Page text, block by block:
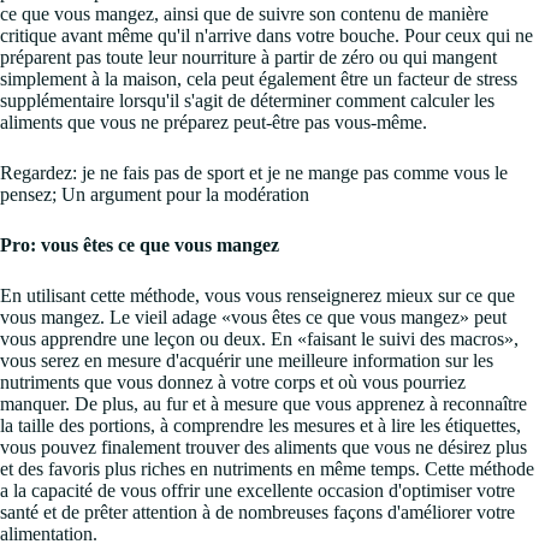
ce que vous mangez, ainsi que de suivre son contenu de manière
critique avant même qu'il n'arrive dans votre bouche. Pour ceux qui ne
préparent pas toute leur nourriture à partir de zéro ou qui mangent
simplement à la maison, cela peut également être un facteur de stress
supplémentaire lorsqu'il s'agit de déterminer comment calculer les
aliments que vous ne préparez peut-être pas vous-même.
Regardez: je ne fais pas de sport et je ne mange pas comme vous le
pensez; Un argument pour la modération
Pro: vous êtes ce que vous mangez
En utilisant cette méthode, vous vous renseignerez mieux sur ce que
vous mangez. Le vieil adage «vous êtes ce que vous mangez» peut
vous apprendre une leçon ou deux. En «faisant le suivi des macros»,
vous serez en mesure d'acquérir une meilleure information sur les
nutriments que vous donnez à votre corps et où vous pourriez
manquer. De plus, au fur et à mesure que vous apprenez à reconnaître
la taille des portions, à comprendre les mesures et à lire les étiquettes,
vous pouvez finalement trouver des aliments que vous ne désirez plus
et des favoris plus riches en nutriments en même temps. Cette méthode
a la capacité de vous offrir une excellente occasion d'optimiser votre
santé et de prêter attention à de nombreuses façons d'améliorer votre
alimentation.